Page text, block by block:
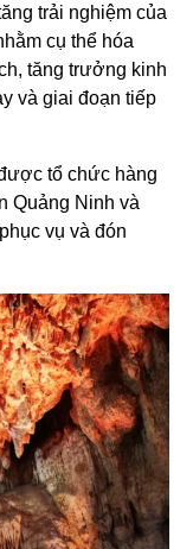
trải nghiệm của
cụ thể hóa
tăng trưởng kinh
và giai đoạn tiếp
tổ chức hàng
Quảng Ninh và
vụ và đón